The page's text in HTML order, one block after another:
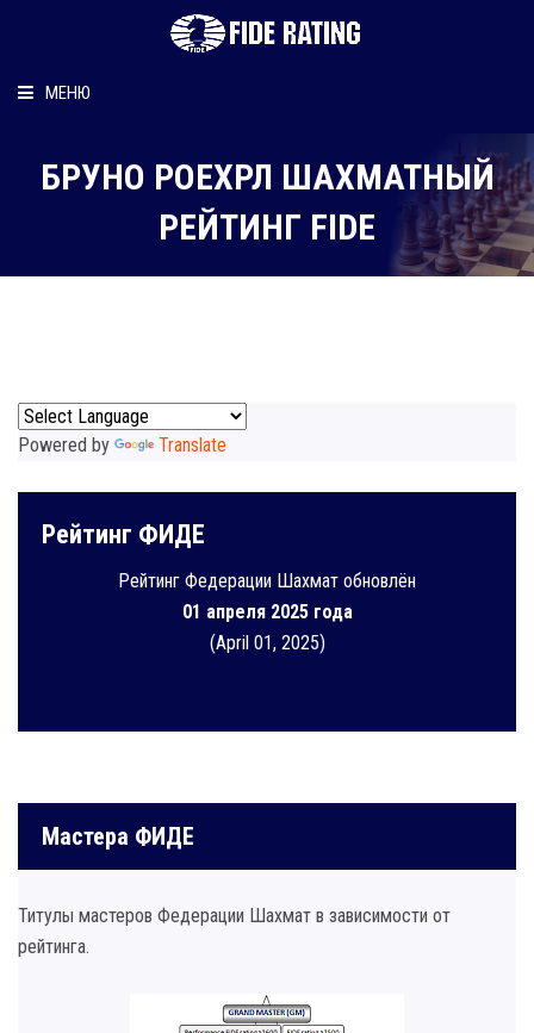
МЕНЮ
Рейтинг шахматиста
Персональный информер
БРУНО РОЕХРЛ ШАХМАТНЫЙ
РЕЙТИНГ FIDE
Powered by Translate
Рейтинг ФИДЕ
Рейтинг Федерации Шахмат обновлён
01 апреля 2025 года
(April 01, 2025)
Мастера ФИДЕ
Титулы мастеров Федерации Шахмат в зависимости от
рейтинга.